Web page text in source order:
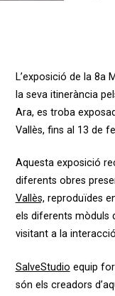
L’exposició de la 8a
la seva itinerància
Ara, es troba
Vallès, fins al 13 de
Aquesta exposició
diferents obres
Vallès, reproduïdes
els diferents mòduls
visitant a la
SalveStudio equip
són els creadors